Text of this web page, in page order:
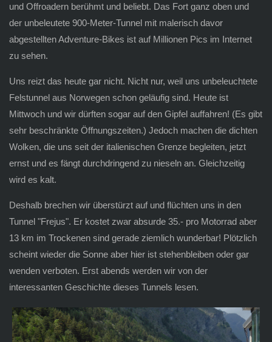
und Offroadern berühmt und beliebt. Das Fort ganz oben und
der unbeleutete 900-Meter-Tunnel mit malerisch davor
abgestellten Adventure-Bikes ist auf Millionen Pics im Internet
zu sehen.
Uns reizt das heute gar nicht. Nicht nur, weil uns unbeleuchtete
Felstunnel aus Norwegen schon geläufig sind. Heute ist
Mittwoch und wir dürften sogar auf den Gipfel auffahren! (Es gibt
sehr beschränkte Öffnungszeiten.) Jedoch machen die dichten
Wolken, die uns seit der italienischen Grenze begleiten, jetzt
ernst und es fängt durchdringend zu nieseln an. Gleichzeitig
wird es kalt.
Deshalb brechen wir überstürzt auf und flüchten uns in den
Tunnel "Frejus". Er kostet zwar absurde 35.- pro Motorrad aber
13 km im Trockenen sind gerade ziemlich wunderbar! Plötzlich
scheint wieder die Sonne aber hier ist stehenbleiben oder gar
wenden verboten. Erst abends werden wir von der
interessanten Geschichte dieses Tunnels lesen.